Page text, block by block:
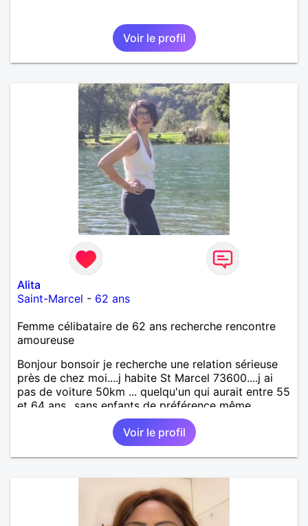
Voir le profil
Alita
Saint-Marcel - 62 ans
Femme célibataire de 62 ans recherche rencontre
amoureuse
Bonjour bonsoir je recherche une relation sérieuse
près de chez moi....j habite St Marcel 73600....j ai
pas de voiture 50km ... quelqu'un qui aurait entre 55
et 64 ans...sans enfants de préférence même
adultes et qui n aurait garder aucun contact avec
une où plusieurs ex...si vous correspondez à ma
recherche ecrivez moi je vous répondrai...
Voir le profil